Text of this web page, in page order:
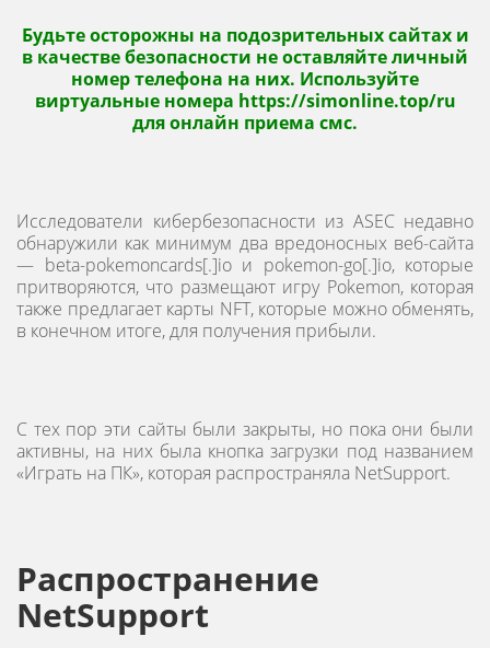
Будьте осторожны на подозрительных сайтах и
в качестве безопасности не оставляйте личный
номер телефона на них. Используйте
виртуальные номера https://simonline.top/ru
для онлайн приема смс.
Исследователи кибербезопасности из ASEC недавно
обнаружили как минимум два вредоносных веб-сайта
— beta-pokemoncards[.]io и pokemon-go[.]io, которые
притворяются, что размещают игру Pokemon, которая
также предлагает карты NFT, которые можно обменять,
в конечном итоге, для получения прибыли.
С тех пор эти сайты были закрыты, но пока они были
активны, на них была кнопка загрузки под названием
«Играть на ПК», которая распространяла NetSupport.
Распространение
NetSupport